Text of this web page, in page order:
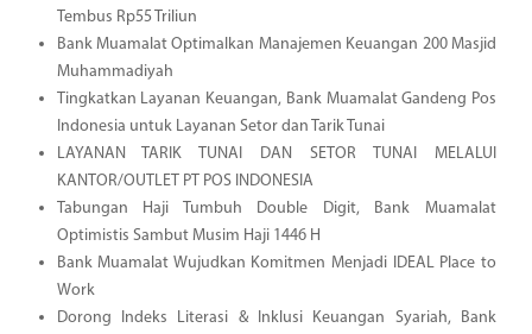
Tembus Rp55 Triliun
Bank Muamalat Optimalkan Manajemen Keuangan 200 Masjid
Muhammadiyah
Tingkatkan Layanan Keuangan, Bank Muamalat Gandeng Pos
Indonesia untuk Layanan Setor dan Tarik Tunai
LAYANAN TARIK TUNAI DAN SETOR TUNAI MELALUI
KANTOR/OUTLET PT POS INDONESIA
Tabungan Haji Tumbuh Double Digit, Bank Muamalat
Optimistis Sambut Musim Haji 1446 H
Bank Muamalat Wujudkan Komitmen Menjadi IDEAL Place to
Work
Dorong Indeks Literasi & Inklusi Keuangan Syariah, Bank